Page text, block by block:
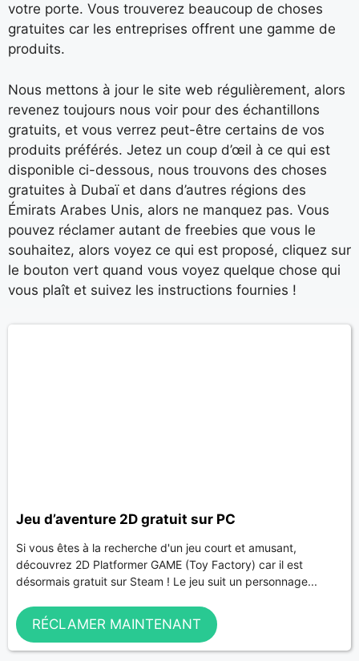
votre porte. Vous trouverez beaucoup de choses
gratuites car les entreprises offrent une gamme de
produits.
Nous mettons à jour le site web régulièrement, alors
revenez toujours nous voir pour des échantillons
gratuits, et vous verrez peut-être certains de vos
produits préférés. Jetez un coup d’œil à ce qui est
disponible ci-dessous, nous trouvons des choses
gratuites à Dubaï et dans d’autres régions des
Émirats Arabes Unis, alors ne manquez pas. Vous
pouvez réclamer autant de freebies que vous le
souhaitez, alors voyez ce qui est proposé, cliquez sur
le bouton vert quand vous voyez quelque chose qui
vous plaît et suivez les instructions fournies !
Jeu d’aventure 2D gratuit sur PC
Si vous êtes à la recherche d'un jeu court et amusant,
découvrez 2D Platformer GAME (Toy Factory) car il est
désormais gratuit sur Steam ! Le jeu suit un personnage...
RÉCLAMER MAINTENANT